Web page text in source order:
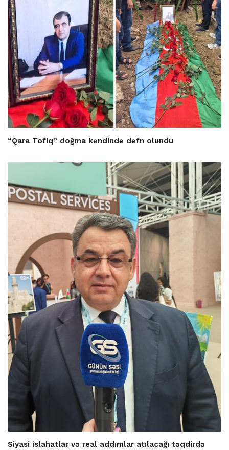
“Qara Tofiq” doğma kəndində dəfn olundu
Siyasi islahatlar və real addımlar atılacağı təqdirdə